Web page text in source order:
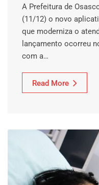
A Prefeitura de
(11/12) o novo
que moderniza o
lançamento ocorreu
com a…
Read More